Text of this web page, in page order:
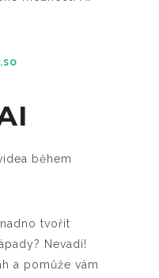
během
tvořit
Nevadí!
a pomůže vám